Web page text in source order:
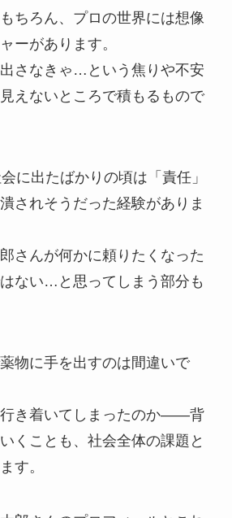
ちろん、プロの世界には想像
ーがあります。
さなきゃ…という焦りや不安
えないところで積もるもので
に出たばかりの頃は「責任」
されそうだった経験がありま
さんが何かに頼りたくなった
ない…と思ってしまう部分も
物に手を出すのは間違いで
き着いてしまったのか――背
くことも、社会全体の課題と
す。